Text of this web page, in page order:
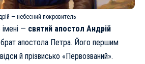
— небесний покровитель
— святий апостол Андрій
брат апостола Петра. Його першим
й прізвисько «Первозваний».